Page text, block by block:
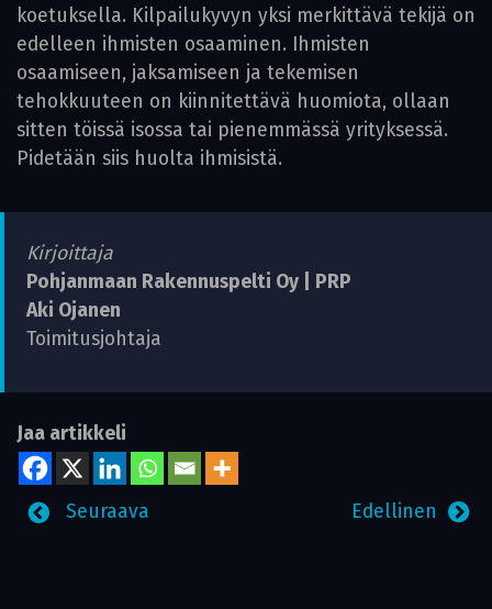
koetuksella. Kilpailukyvyn yksi merkittävä tekijä on
edelleen ihmisten osaaminen. Ihmisten
osaamiseen, jaksamiseen ja tekemisen
tehokkuuteen on kiinnitettävä huomiota, ollaan
sitten töissä isossa tai pienemmässä yrityksessä.
Pidetään siis huolta ihmisistä.
Kirjoittaja
Pohjanmaan Rakennuspelti Oy | PRP
Aki Ojanen
Toimitusjohtaja
Jaa artikkeli
Edellinen
Seuraava